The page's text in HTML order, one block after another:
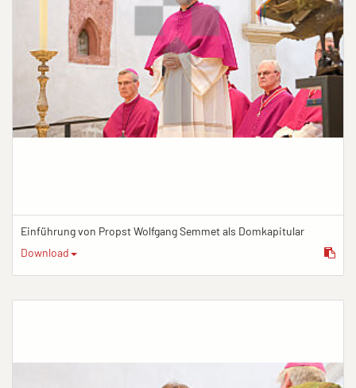
Einführung von Propst Wolfgang Semmet als Domkapitular
Download